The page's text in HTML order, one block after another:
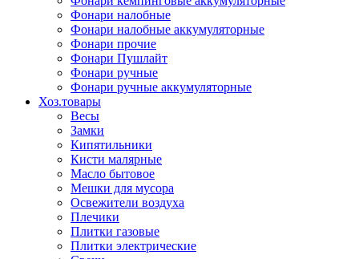
Фонари налобные
Фонари налобные аккумуляторные
Фонари прочие
Фонари Пушлайт
Фонари ручные
Фонари ручные аккумуляторные
Хоз.товары
Весы
Замки
Кипятильники
Кисти малярные
Масло бытовое
Мешки для мусора
Освежители воздуха
Плечики
Плитки газовые
Плитки электрические